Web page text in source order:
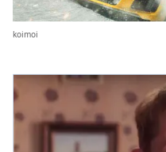
koimoi